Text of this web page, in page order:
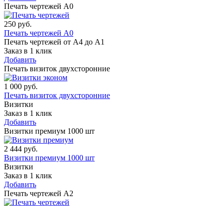
Печать чертежей А0
250 руб.
Печать чертежей А0
Печать чертежей от А4 до А1
Заказ в 1 клик
Добавить
Печать визиток двухсторонние
1 000 руб.
Печать визиток двухсторонние
Визитки
Заказ в 1 клик
Добавить
Визитки премиум 1000 шт
2 444 руб.
Визитки премиум 1000 шт
Визитки
Заказ в 1 клик
Добавить
Печать чертежей А2